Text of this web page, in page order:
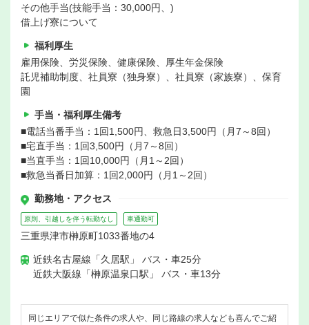
その他手当(技能手当：30,000円、)
借上げ寮について
福利厚生
雇用保険、労災保険、健康保険、厚生年金保険
託児補助制度、社員寮（独身寮）、社員寮（家族寮）、保育
園
手当・福利厚生備考
■電話当番手当：1回1,500円、救急日3,500円（月7～8回）
■宅直手当：1回3,500円（月7～8回）
■当直手当：1回10,000円（月1～2回）
■救急当番日加算：1回2,000円（月1～2回）
勤務地・アクセス
原則、引越しを伴う転勤なし 車通勤可
三重県津市榊原町1033番地の4
近鉄名古屋線「久居駅」 バス・車25分
近鉄大阪線「榊原温泉口駅」 バス・車13分
同じエリアで似た条件の求人や、同じ路線の求人なども喜んでご紹